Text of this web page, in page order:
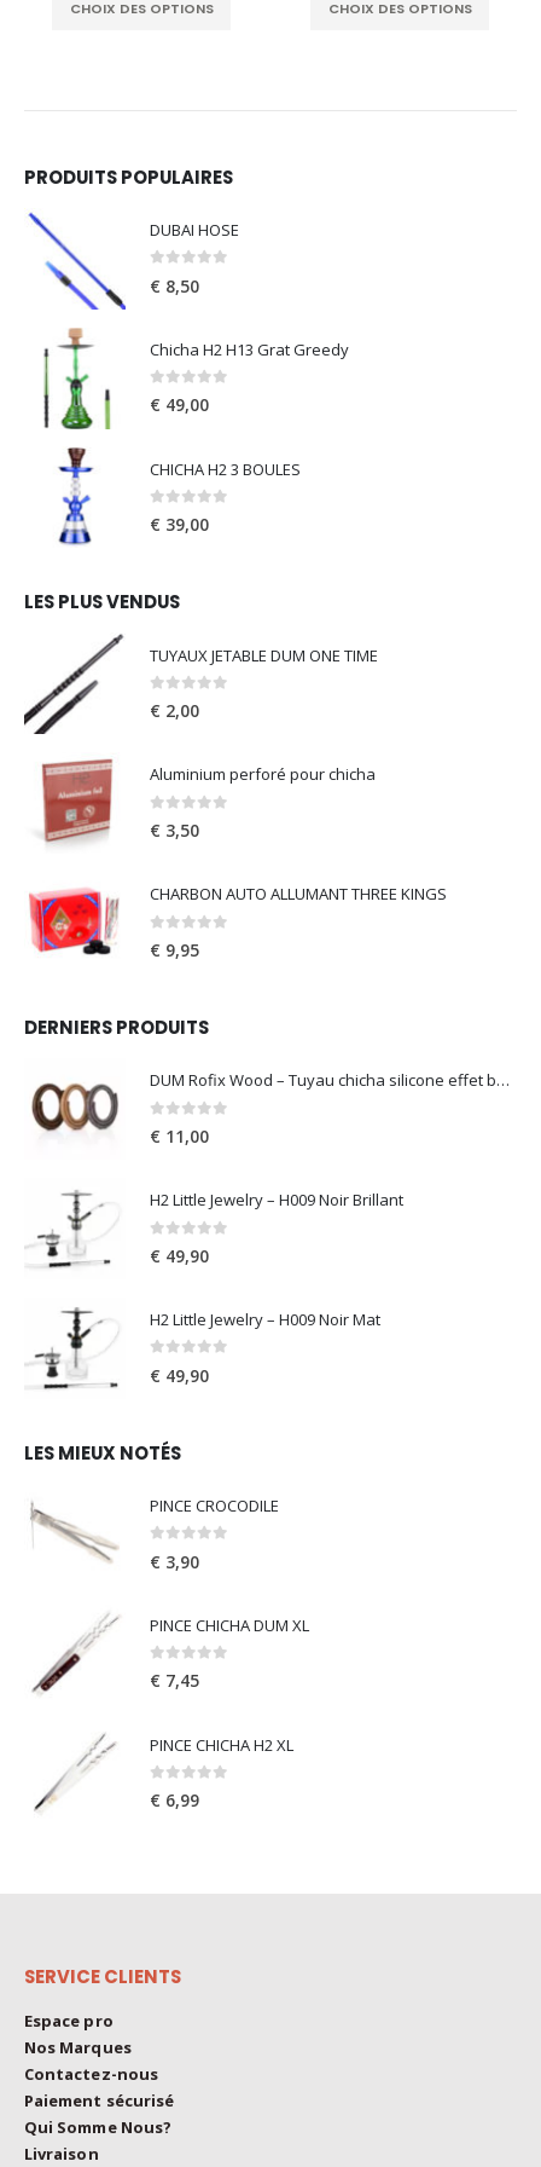
CHOIX DES OPTIONS CHOIX DES OPTIONS
PRODUITS POPULAIRES
DUBAI HOSE
€ 8,50
Chicha H2 H13 Grat Greedy
0out of 5
€ 49,00
CHICHA H2 3 BOULES
0out of 5
€ 39,00
LES PLUS VENDUS
TUYAUX JETABLE DUM ONE TIME
0out of 5
€ 2,00
Aluminium perforé pour chicha
0out of 5
€ 3,50
CHARBON AUTO ALLUMANT THREE KINGS
0out of 5
€ 9,95
DERNIERS PRODUITS
DUM Rofix Wood – Tuyau chicha silicone effet bois
0out of 5
€ 11,00
H2 Little Jewelry – H009 Noir Brillant
€ 49,90
H2 Little Jewelry – H009 Noir Mat
€ 49,90
LES MIEUX NOTÉS
PINCE CROCODILE
€ 3,90
PINCE CHICHA DUM XL
0out of 5
€ 7,45
PINCE CHICHA H2 XL
0out of 5
€ 6,99
SERVICE CLIENTS
Espace pro
Nos Marques
Contactez-nous
Paiement sécurisé
Qui Somme Nous?
Livraison